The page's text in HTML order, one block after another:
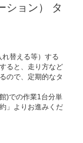
ション） タ
替える等）する
ると、走り方など
ので、定期的なタ
)での作業1台分単
」よりお進みくだ